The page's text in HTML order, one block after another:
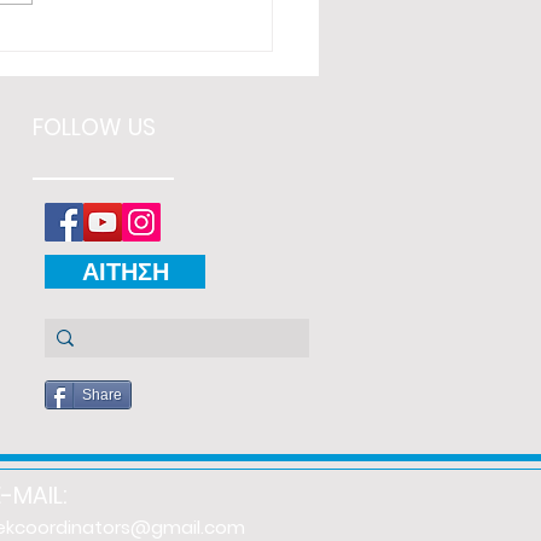
FOLLOW US
ΑΙΤΗΣΗ
Share
MAIL: